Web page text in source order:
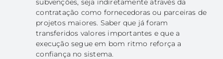
subvenções, seja indiretamente através da
contratação como fornecedoras ou parceiras de
projetos maiores. Saber que já foram
transferidos valores importantes e que a
execução segue em bom ritmo reforça a
confiança no sistema.